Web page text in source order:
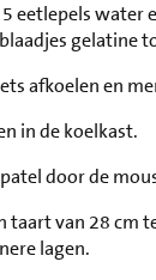
eetlepels water
gelatine
afkoelen en
in de koelkast.
door de
taart van 28 cm
lagen.